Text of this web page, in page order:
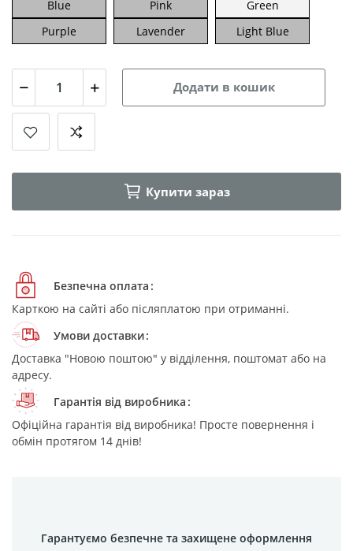
Blue
Pink
Green
Purple
Lavender Light Blue
Додати в кошик
Купити зараз
Безпечна оплата
Карткою на сайті або післяплатою при отриманні.
Умови доставки
Доставка "Новою поштою" у відділення, поштомат або на
адресу.
Гарантія від виробника
Офіційна гарантія від виробника! Просте повернення і
обмін протягом 14 днів!
Гарантуємо безпечне та захищене оформлення